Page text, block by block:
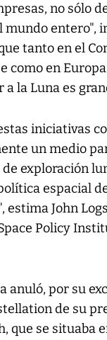
no sólo
mundo entero",
tanto en el
como en
a la Luna es
iniciativas
un medio
exploración
espacial
estima John
Policy
anuló, por su
de su
que se situaba